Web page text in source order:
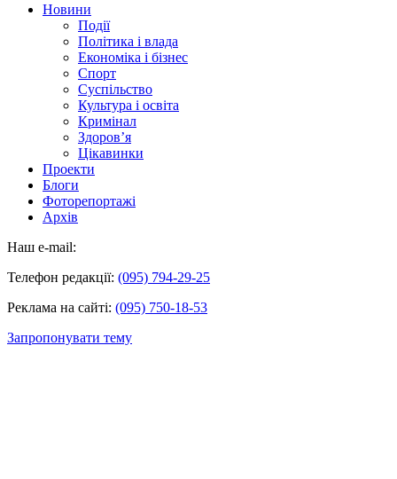
Новини
Події
Політика і влада
Економіка і бізнес
Спорт
Суспільство
Культура і освіта
Кримінал
Здоров’я
Цікавинки
Проекти
Блоги
Фоторепортажі
Архів
Наш e-mail:
Телефон редакції: (095) 794-29-25
Реклама на сайті: (095) 750-18-53
Запропонувати тему